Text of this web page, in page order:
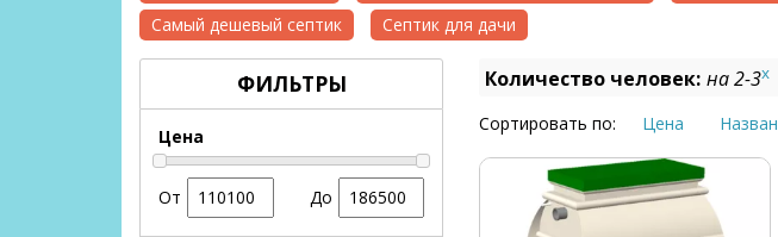
Самый дешевый септик
Септик для дачи
ФИЛЬТРЫ
Цена
От До
Количество человек: на 2-3x
Сортировать по: Цена